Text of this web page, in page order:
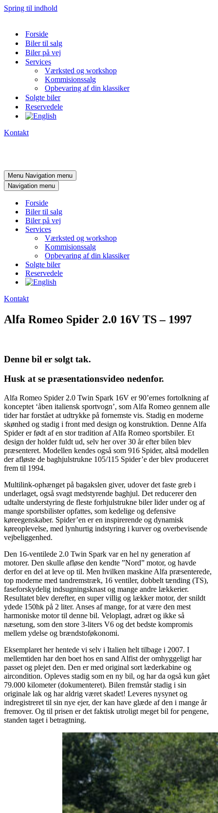
Spring til indhold
Forside
Biler til salg
Biler på vej
Services
Værksted og workshop
Kommisionssalg
Opbevaring af din klassiker
Solgte biler
Reservedele
Kontakt
Menu Navigation menu
Navigation menu
Forside
Biler til salg
Biler på vej
Services
Værksted og workshop
Kommisionssalg
Opbevaring af din klassiker
Solgte biler
Reservedele
Kontakt
Alfa Romeo Spider 2.0 16V TS – 1997
Denne bil er solgt tak.
Husk at se præsentationsvideo nedenfor.
Alfa Romeo Spider 2.0 Twin Spark 16V er 90’ernes fortolkning af
konceptet ‘åben italiensk sportvogn’, som Alfa Romeo gennem alle
tider har forstået at udtrykke på fornemste vis. Stadig en moderne
skønhed og stadig i front med design og konstruktion. Denne Alfa
Spider er født af en stor tradition af Alfa Romeo sportsbiler. Et
design der holder fuldt ud, selv her over 30 år efter bilen blev
præsenteret. Modellen kendes også som 916 Spider, altså modellen
der afløste de baghjulstrukne 105/115 Spider’e der blev produceret
frem til 1994.
Multilink-ophænget på bagakslen giver, udover det faste greb i
underlaget, også svagt medstyrende baghjul. Det reducerer den
udtalte understyring de fleste forhjulstrukne biler lider under og af
mange sportsbilister opfattes, som kedelige og defensive
køreegenskaber. Spider’en er en inspirerende og dynamisk
køreoplevelse, med lynhurtig indstyring i kurver og overbevisende
vejbeliggenhed.
Den 16-ventilede 2.0 Twin Spark var en hel ny generation af
motorer. Den skulle afløse den kendte ”Nord” motor, og havde
derfor en del at leve op til. Men hvilken maskine Alfa præsenterede,
top moderne med tandremstræk, 16 ventiler, dobbelt tænding (TS),
faseforskydelig indsugningsknast og mange andre lækkerier.
Resultatet blev derefter, en super villig og lækker motor, der snildt
ydede 150hk på 2 liter. Anses af mange, for at være den mest
harmoniske motor til denne bil. Veloplagt, adræt og ikke så
næsetung, som den store 3-liters V6 og det bedste kompromis
mellem ydelse og brændstoføkonomi.
Eksemplaret her hentede vi selv i Italien helt tilbage i 2007. I
mellemtiden har den boet hos en sand Alfist der omhyggeligt har
passet og plejet den. Den er med original sort læderkabine og
aircondition. Opleves stadig som en ny bil, og har da også kun gået
79.000 kilometer (dokumenteret). Bilen fremstår stadig i sin
originale lak og har aldrig været skadet! Leveres nysynet og
indregistreret til sin nye ejer, der kan have glæde af den i mange år
fremover. Og til prisen er det faktisk utroligt meget bil for pengene,
standen taget i betragtning.